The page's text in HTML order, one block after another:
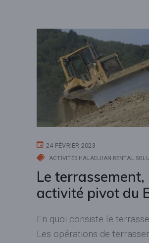
24 FÉVRIER 2023
ACTIVITÉS HALADJIAN RENTAL
Le terrassement,
activité pivot du
En quoi consiste le
Les opérations de